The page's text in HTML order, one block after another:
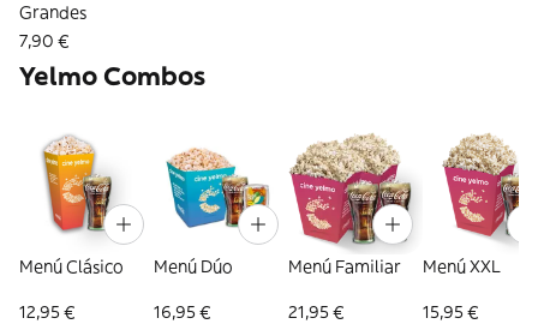
Grandes
7,90 €
Yelmo Combos
Menú Clásico
12,95 €
Menú Dúo
16,95 €
Menú Familiar
21,95 €
Menú XXL
15,95 €